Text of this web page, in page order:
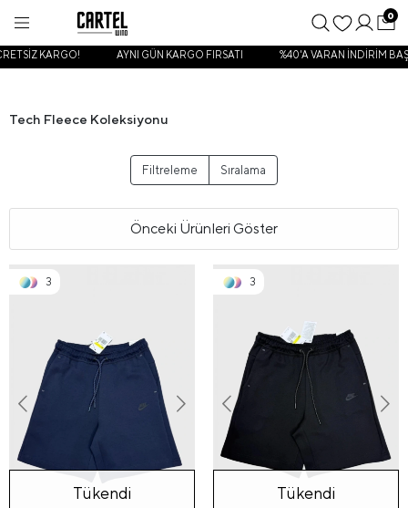
KARGO! AYNI GÜN KARGO FIRSATI %40'A VARAN İNDİRİM
0
Tech Fleece Koleksiyonu
Filtreleme Sıralama
Önceki Ürünleri Göster
3
Tükendi
3
Tükendi